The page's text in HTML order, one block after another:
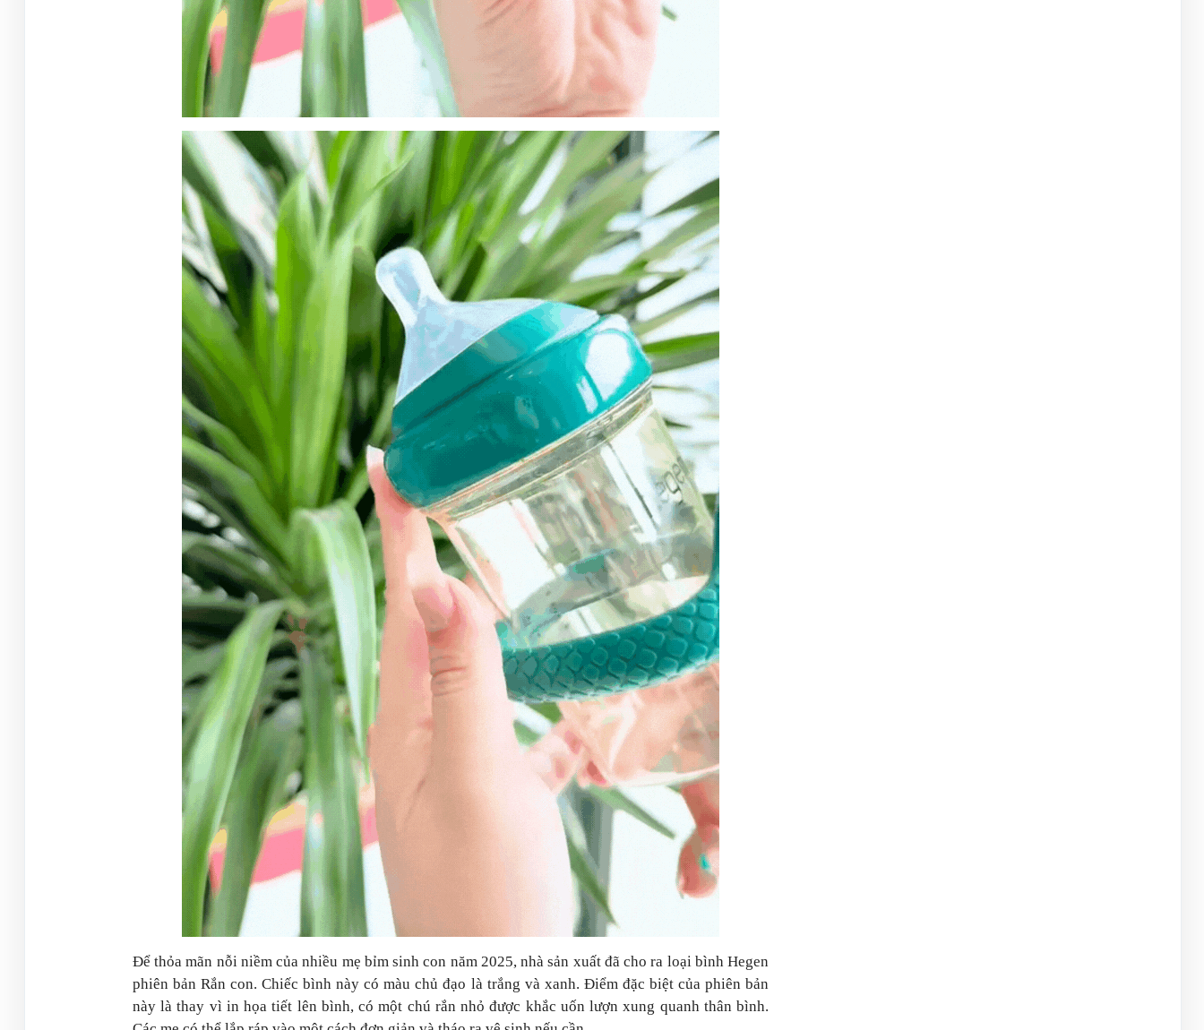
Để thỏa mãn nỗi niềm của nhiều mẹ bỉm sinh con năm 2025, nhà sản xuất đã cho ra loại bình Hegen
phiên bản Rắn con. Chiếc bình này có màu chủ đạo là trắng và xanh. Điểm đặc biệt của phiên bản
này là thay vì in họa tiết lên bình, có một chú rắn nhỏ được khắc uốn lượn xung quanh thân bình.